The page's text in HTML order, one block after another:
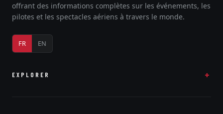
offrant des informations complètes sur les événements, les
pilotes et les spectacles aériens à travers le monde.
FR EN
EXPLORER